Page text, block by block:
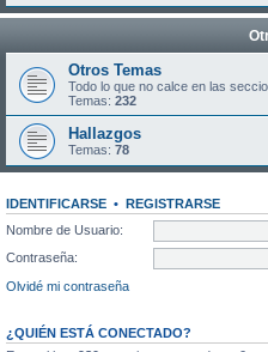
Otros Temas
Todo lo que no calce en las
Temas: 232
Hallazgos
Temas: 78
IDENTIFICARSE • REGISTRARSE
Nombre de Usuario:
Contraseña:
Olvidé mi contraseña
¿QUIÉN ESTÁ CONECTADO?